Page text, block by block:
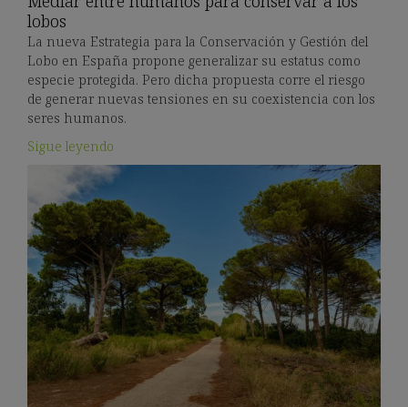
lobos
La nueva Estrategia para la Conservación y Gestión del
Lobo en España propone generalizar su estatus como
especie protegida. Pero dicha propuesta corre el riesgo
de generar nuevas tensiones en su coexistencia con los
seres humanos.
Sigue leyendo